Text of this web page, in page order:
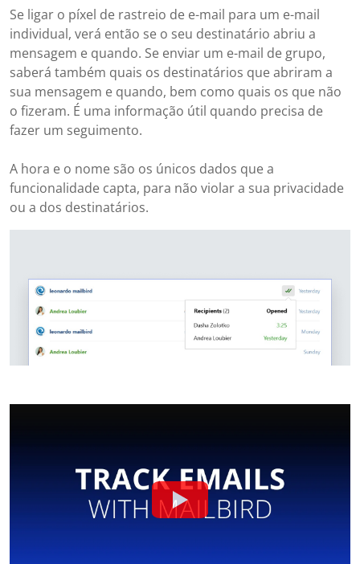
Se ligar o píxel de rastreio de e-mail para um e-mail
individual, verá então se o seu destinatário abriu a
mensagem e quando. Se enviar um e-mail de grupo,
saberá também quais os destinatários que abriram a
sua mensagem e quando, bem como quais os que não
o fizeram. É uma informação útil quando precisa de
fazer um seguimento.
A hora e o nome são os únicos dados que a
funcionalidade capta, para não violar a sua privacidade
ou a dos destinatários.